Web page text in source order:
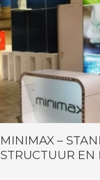
MINIMAX –
STRUCTUUR EN
Stand
in
aluminium
structuur
en
frame.